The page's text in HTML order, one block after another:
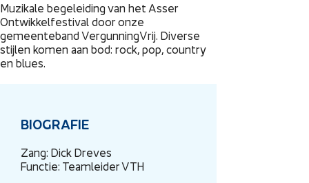
Muzikale begeleiding van het Asser
Ontwikkelfestival door onze
gemeenteband VergunningVrij. Diverse
stijlen komen aan bod: rock, pop, country
en blues.
BIOGRAFIE
Zang: Dick Dreves
Functie: Teamleider VTH